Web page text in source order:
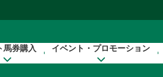
馬券購入 イベント・プロモーション